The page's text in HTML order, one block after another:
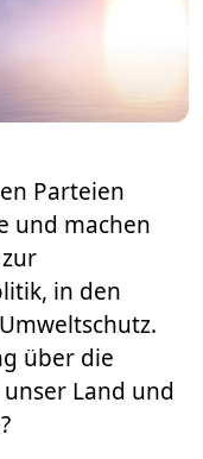
Parteien
und machen
in den
über die
Land und